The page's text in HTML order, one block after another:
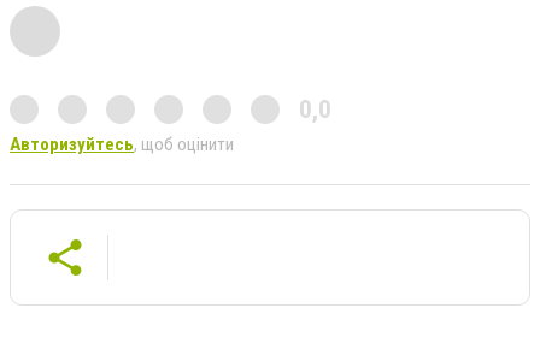
0,0
Авторизуйтесь, щоб оцінити